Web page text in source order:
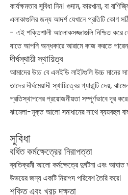
কার্যক্ষমতার সুবিধা নিন। গুদাম, কারখানা, বা
এলাকাগুলির জন্য আদর্শ যেখানে প্রতিটি কোণ
- এই শক্তিশালী আলোকসজ্জাগুলি নিশ্চিত করে
যাতে আপনি অন্ধকারে আরামে কাজ করতে
দীর্ঘস্থায়ী স্থায়িত্ব
আমাদের উচ্চ বে এলইডি লাইটগুলি উচ্চ মানের
তাদের দীর্ঘমেয়াদী স্থায়িত্বের গ্যারান্টি দেয়,
প্রতিস্থাপনের প্রয়োজনীয়তা সম্পূর্ণভাবে দূর
ঝামেলা-মুক্ত আলো সমাধানের সাথে ব্যয়বহুল
সুবিধা
বর্ধিত কর্মক্ষেত্রের নিরাপত্তা
ব্যতিক্রমী আলো কর্মক্ষেত্রে দুর্ঘটনা এবং আঘাত
উভয়ের জন্য একটি নিরাপদ পরিবেশ তৈরি করে।
শক্তি এবং খরচ দক্ষতা